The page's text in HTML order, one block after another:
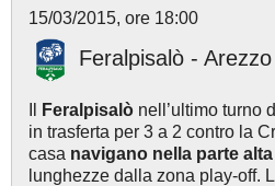
15/03/2015, ore 18:00
Feralpisalò - Arezzo
Feralpisalò nell’ultimo turno
in trasferta per 3 a 2 contro la
casa navigano nella parte
lunghezze dalla zona play-off.